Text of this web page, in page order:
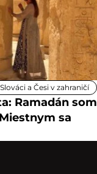
Slováci a Česi v zahraničí
Ramadán som
sa